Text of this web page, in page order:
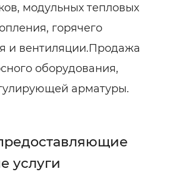
модульных тепловых
горячего
и вентиляции.Продажа
оборудования,
арматуры.
услуги